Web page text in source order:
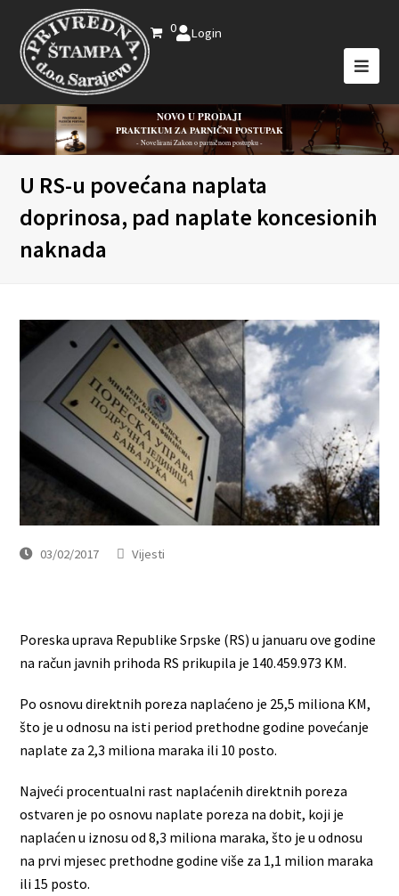
0 Login
NOVO U PRODAJI
PRAKTIKUM ZA PARNIČNI POSTUPAK
- Novelirani Zakon o parničnom postupku -
U RS-u povećana naplata
doprinosa, pad naplate koncesionih
naknada
03/02/2017 Vijesti
Poreska uprava Republike Srpske (RS) u januaru ove godine
na račun javnih prihoda RS prikupila je 140.459.973 KM.
Po osnovu direktnih poreza naplaćeno je 25,5 miliona KM,
što je u odnosu na isti period prethodne godine povećanje
naplate za 2,3 miliona maraka ili 10 posto.
Najveći procentualni rast naplaćenih direktnih poreza
ostvaren je po osnovu naplate poreza na dobit, koji je
naplaćen u iznosu od 8,3 miliona maraka, što je u odnosu
na prvi mjesec prethodne godine više za 1,1 milion maraka
ili 15 posto.